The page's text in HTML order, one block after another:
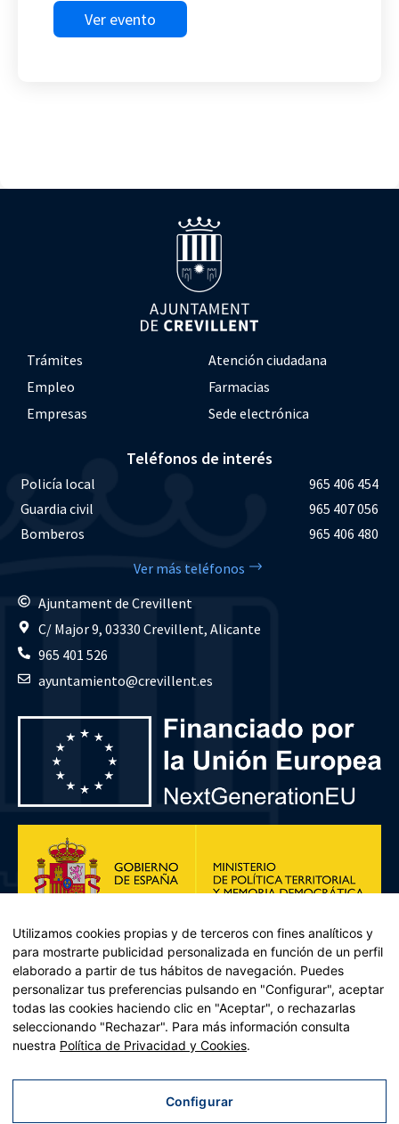
Ver evento
Trámites
Atención ciudadana
Empleo
Farmacias
Empresas
Sede electrónica
Teléfonos de interés
Policía local
965 406 454
Guardia civil
965 407 056
Bomberos
965 406 480
Ver más teléfonos
Ajuntament de Crevillent
C/ Major 9, 03330 Crevillent, Alicante
965 401 526
ayuntamiento@crevillent.es
Plan de Recuperación, Transformación y Resiliencia – Financiado por
Recuperación y resiliencia, establecido por el Reglamento (UE)
2021/241 del Parlamento Europeo y del Consejo, de 12 de febrero
Utilizamos cookies propias y de terceros con fines analíticos y
para mostrarte publicidad personalizada en función de un perfil
elaborado a partir de tus hábitos de navegación. Puedes
personalizar tus preferencias pulsando en "Configurar", aceptar
todas las cookies haciendo clic en "Aceptar", o rechazarlas
seleccionando "Rechazar". Para más información consulta
nuestra Política de Privacidad y Cookies.
Configurar